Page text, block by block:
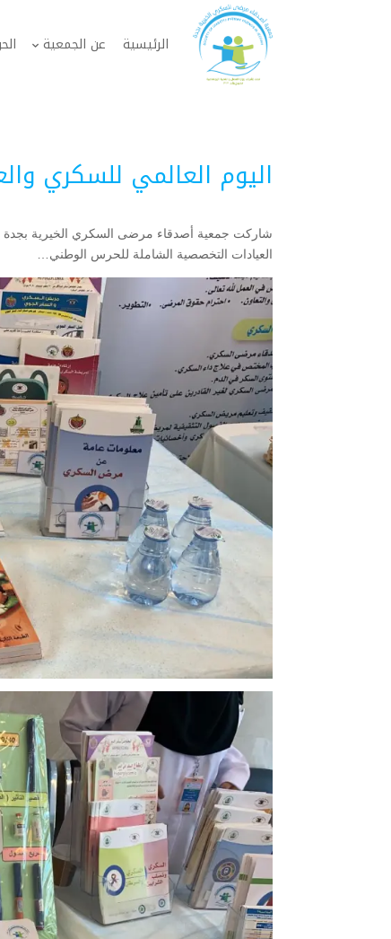
الرئيسية عن الجمعية
اليوم العالمي للسكري
العيادات التخصصية الشاملة للحرس الوطني…